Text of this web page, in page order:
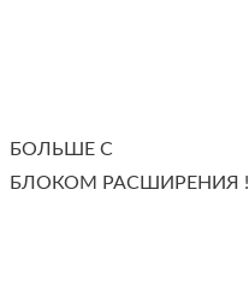
БОЛЬШЕ С
БЛОКОМ РАСШИРЕНИЯ !